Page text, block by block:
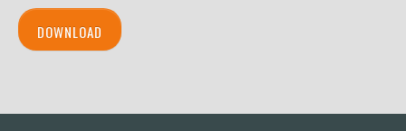
DOWNLOAD